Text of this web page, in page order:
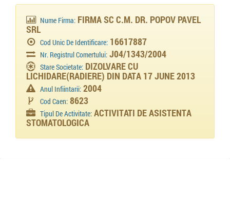
Nume Firma: FIRMA SC C.M. DR. POPOV PAVEL
SRL
Cod Unic De Identificare: 16617887
Nr. Registrul Comertului: J04/1343/2004
Stare Societate: DIZOLVARE CU
LICHIDARE(RADIERE) DIN DATA 17 JUNE 2013
Anul Infiintarii: 2004
Cod Caen: 8623
Tipul De Activitate: ACTIVITATI DE ASISTENTA
STOMATOLOGICA